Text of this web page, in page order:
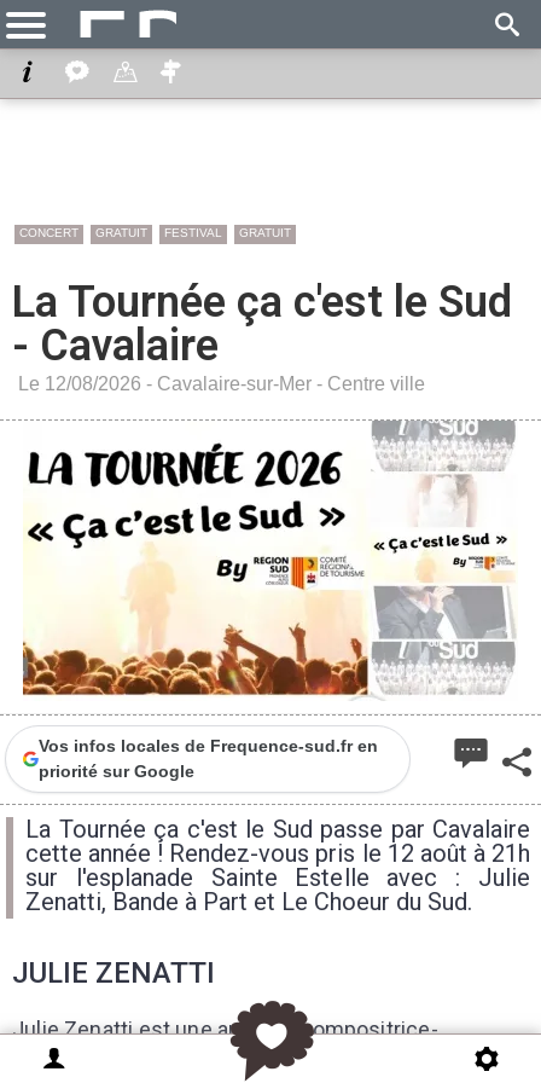
CONCERT GRATUIT FESTIVAL GRATUIT
La Tournée ça c'est le Sud
- Cavalaire
Le 12/08/2026 - Cavalaire-sur-Mer - Centre ville
Vos infos locales de Frequence-sud.fr en
priorité sur Google
La Tournée ça c'est le Sud passe par Cavalaire
cette année ! Rendez-vous pris le 12 août à 21h
sur l'esplanade Sainte Estelle avec : Julie
Zenatti, Bande à Part et Le Choeur du Sud.
JULIE ZENATTI
Julie Zenatti est une auteure-compositrice-
interprète française dont la voix singulière et les